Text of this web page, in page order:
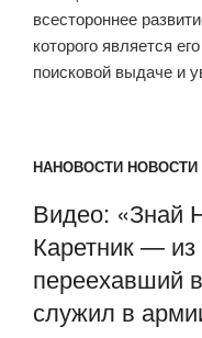
всестороннее
которого является
поисковой выдаче и
НАНОВОСТИ НОВОСТИ
Видео: «Знай
Каретник —
переехавший
служил в